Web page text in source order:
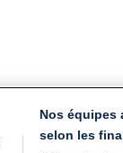
Nos équipes
selon les